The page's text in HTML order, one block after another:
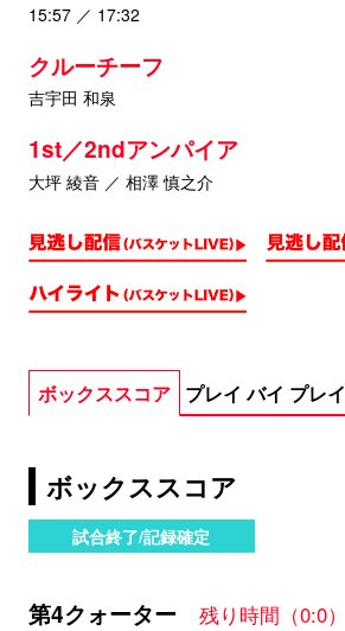
15:57 ／ 17:32
クルーチーフ
吉宇田 和泉
1st／2ndアンパイア
大坪 綾音 ／ 相澤 慎之介
ボックススコア プレイ バイ プレイ
ボックススコア
試合終了/記録確定
第4クォーター 残り時間（0:0）